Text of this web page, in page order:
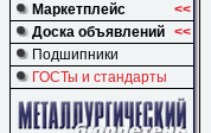
Маркетплейс
<<
Доска объявлений <<
Подшипники
ГОСТы и стандарты